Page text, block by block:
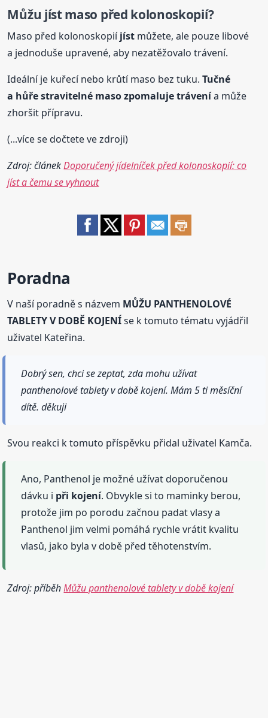
Můžu jístmaso před kolonoskopií?
Maso před kolonoskopiíjíst můžete, ale pouze libové
a jednoduše upravené, aby nezatěžovalo trávení.
Ideální je kuřecí nebo krůtí maso bez tuku.Tučné
a hůře stravitelné maso zpomaluje trávenía může
zhoršit přípravu.
(...více se dočtete ve zdroji)
Zdroj: článekDoporučený jídelníček před kolonoskopií: co
jíst a čemu se vyhnout
Poradna
V naší poradně s názvem MŮŽU PANTHENOLOVÉ
TABLETY V DOBĚ KOJENÍse k tomuto tématu vyjádřil
uživatel Kateřina.
Dobrý sen, chci se zeptat, zda mohu užívat
panthenolové tablety v době kojení. Mám 5 ti měsíční
dítě. děkuji
Svou reakci k tomuto příspěvku přidal uživatel Kamča.
Ano, Panthenol je možné užívat doporučenou
dávku i při kojení. Obvykle si to maminky berou,
protože jim po porodu začnou padat vlasy a
Panthenol jim velmi pomáhá rychle vrátit kvalitu
vlasů, jako byla v době před těhotenstvím.
Zdroj: příběhMůžu panthenolové tablety v době kojení